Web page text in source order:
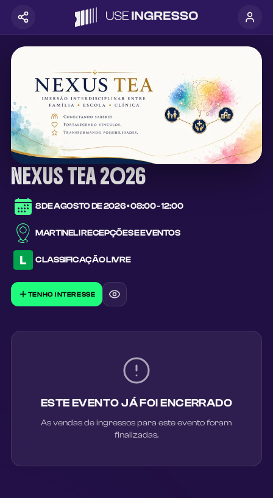
NEXUS TEA 2026
8 DE AGOSTO DE 2026•08:00 - 12:00
MARTINELI RECEPÇÕES E EVENTOS
CLASSIFICAÇÃOLIVRE
TENHO INTERESSE
ESTE EVENTO JÁ FOI ENCERRADO
As vendas de ingressos para este evento foram
finalizadas.